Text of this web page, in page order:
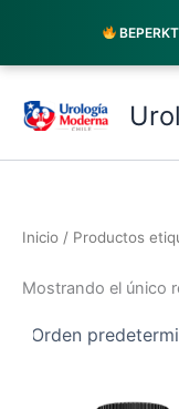
contenido
Inicio / Productos
Mostrando el único